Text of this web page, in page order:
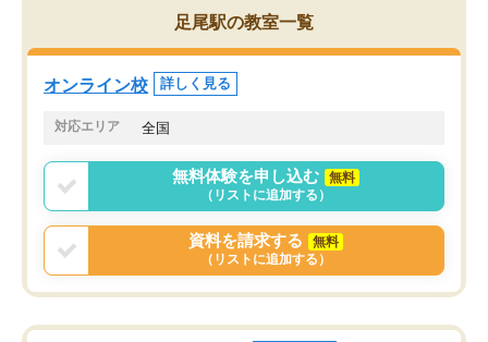
うちの子は、初回面談の講師の方で決
オンラインツールを使用した単語帳の
共有があり宿題もそちらで出される形
でした。
言う事で講師変更の申し出があり、あ
まりに短期での変更だった為、塾に通
う事にして退会しました。遅れも取り
戻せ、授業内容や講師の方は良かった
と思います。
くなってきたようなので
足尾駅の教室一覧
オンライン校 詳しく見る
対応エリア 全国
無料体験を申し込む
無料
（リストに追加する）
資料を請求する
無料
（リストに追加する）